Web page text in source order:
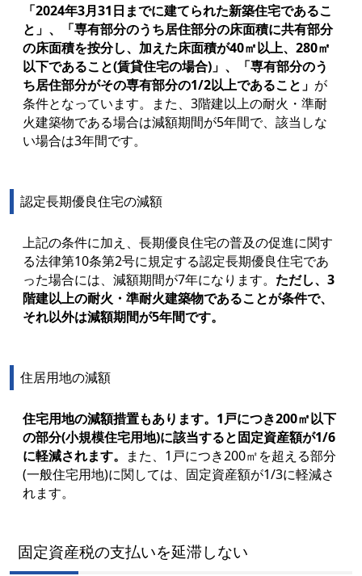
「2024年3月31日までに建てられた新築住宅であるこ
と」、「専有部分のうち居住部分の床面積に共有部分
の床面積を按分し、加えた床面積が40㎡以上、280㎡
以下であること(賃貸住宅の場合)」、「専有部分のう
ち居住部分がその専有部分の1/2以上であること」 が
条件となっています。また、3階建以上の耐火・準耐
火建築物である場合は減額期間が5年間で、該当しな
い場合は3年間です。
認定長期優良住宅の減額
上記の条件に加え、長期優良住宅の普及の促進に関す
る法律第10条第2号に規定する認定長期優良住宅であ
った場合には、減額期間が7年になります。 ただし、3
階建以上の耐火・準耐火建築物であることが条件で、
それ以外は減額期間が5年間です。
住居用地の減額
住宅用地の減額措置もあります。1戸につき200㎡以下
の部分(小規模住宅用地)に該当すると固定資産額が1/6
に軽減されます。 また、1戸につき200㎡を超える部分
(一般住宅用地)に関しては、固定資産額が1/3に軽減さ
れます。
固定資産税の支払いを延滞しない